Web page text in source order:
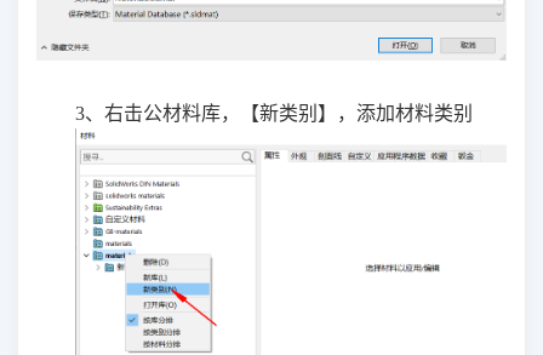
3、右击公材料库，【新类别】，添加材料类别